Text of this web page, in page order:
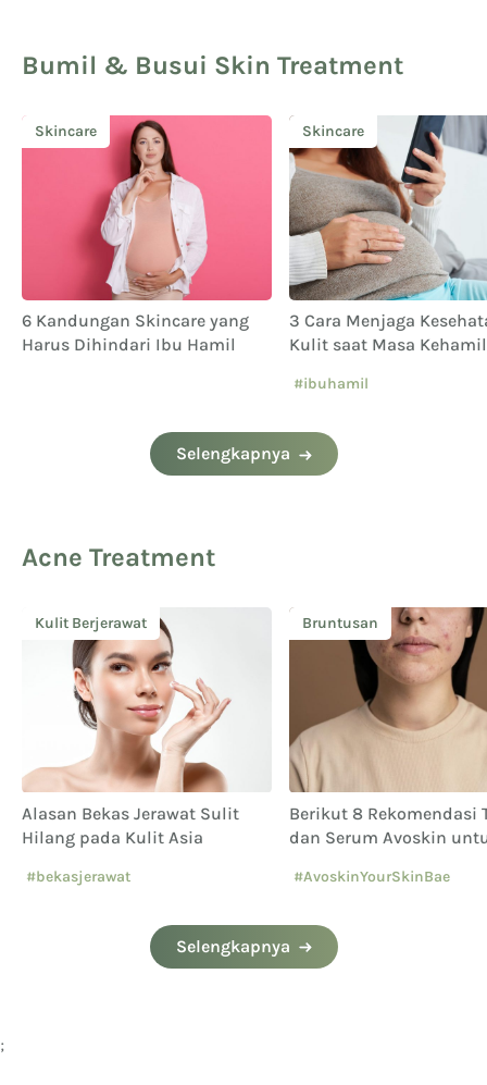
Bumil & Busui Skin Treatment
Skincare
3 Cara Menjaga Kesehatan
Kulit saat Masa Kehamilan
Salicylic Acid
Amankah Produk
Peeling untuk Ibu
Selengkapnya
Acne Treatment
Bruntusan
Berikut 8 Rekomendasi Toner
dan Serum Avoskin untuk
#AvoskinYourSkinBae
#caramenghilangkanbekasjeraw
Kulit Berjerawat
Atasi Masalah
dengan Miraculous
Selengkapnya
;